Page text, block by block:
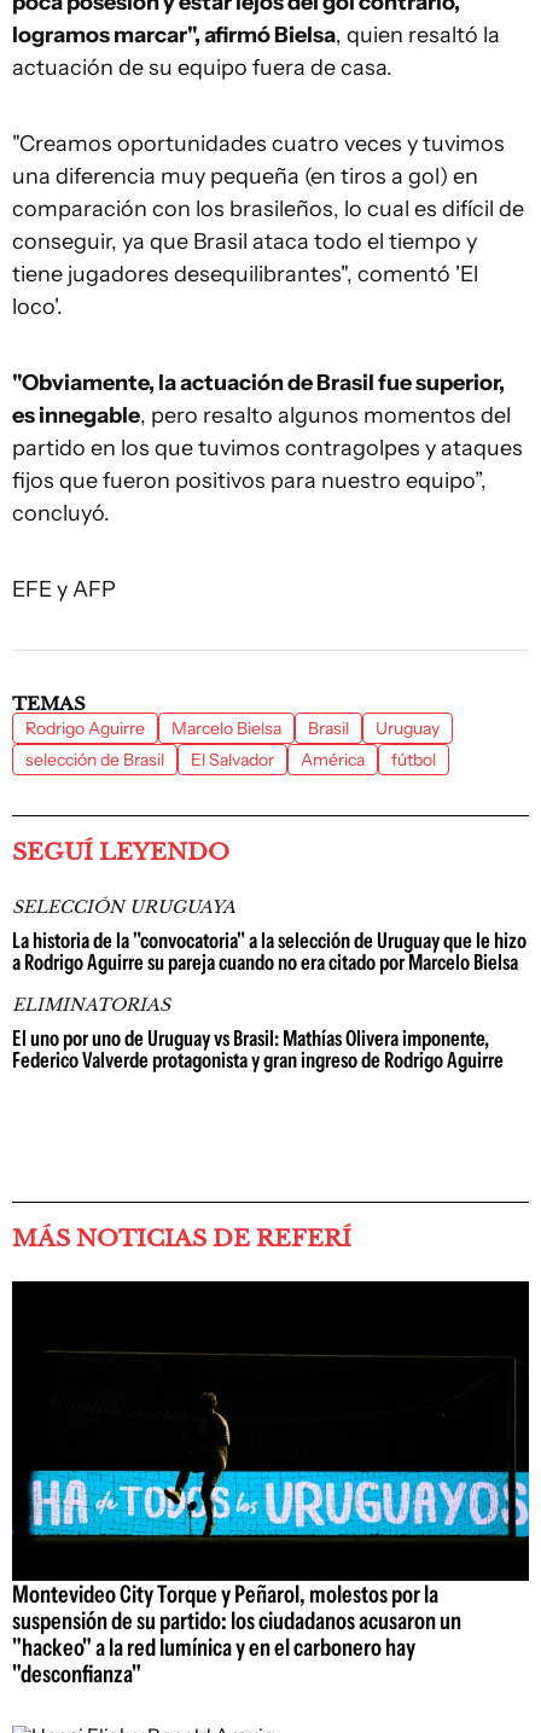
logramos marcar", afirmó Bielsa, quien resaltó la
actuación de su equipo fuera de casa.
"Creamos oportunidades cuatro veces y tuvimos
una diferencia muy pequeña (en tiros a gol) en
comparación con los brasileños, lo cual es difícil de
conseguir, ya que Brasil ataca todo el tiempo y
tiene jugadores desequilibrantes", comentó 'El
loco'.
"Obviamente, la actuación de Brasil fue superior,
es innegable, pero resalto algunos momentos del
partido en los que tuvimos contragolpes y ataques
fijos que fueron positivos para nuestro equipo”,
concluyó.
EFE y AFP
TEMAS
Rodrigo Aguirre Marcelo Bielsa Brasil
Uruguay
selección de Brasil
El Salvador América fútbol
SEGUÍ LEYENDO
SELECCIÓN URUGUAYA
La historia de la "convocatoria" a la selección de Uruguay que le hizo
a Rodrigo Aguirre su pareja cuando no era citado por Marcelo Bielsa
ELIMINATORIAS
El uno por uno de Uruguay vs Brasil: Mathías Olivera imponente,
Federico Valverde protagonista y gran ingreso de Rodrigo Aguirre
MÁS NOTICIAS DE REFERÍ
Montevideo City Torque y Peñarol, molestos por la
suspensión de su partido: los ciudadanos acusaron un
"hackeo" a la red lumínica y en el carbonero hay
"desconfianza"